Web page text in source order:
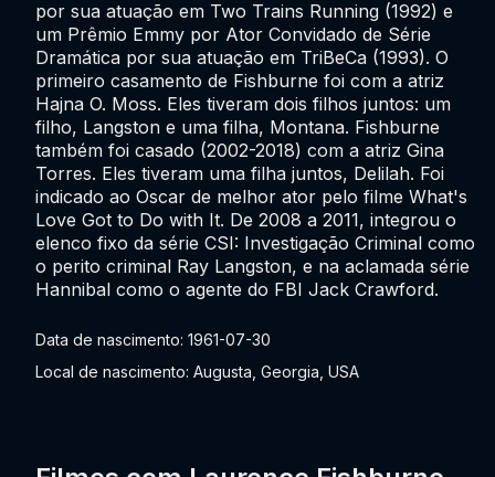
Data de nascimento: 1961-07-30
Local de nascimento: Augusta, Georgia, USA
por sua atuação em Two Trains Running (1992) e
um Prêmio Emmy por Ator Convidado de Série
Dramática por sua atuação em TriBeCa (1993). O
primeiro casamento de Fishburne foi com a atriz
Hajna O. Moss. Eles tiveram dois filhos juntos: um
filho, Langston e uma filha, Montana. Fishburne
também foi casado (2002-2018) com a atriz Gina
Torres. Eles tiveram uma filha juntos, Delilah. Foi
indicado ao Oscar de melhor ator pelo filme What's
Love Got to Do with It. De 2008 a 2011, integrou o
elenco fixo da série CSI: Investigação Criminal como
o perito criminal Ray Langston, e na aclamada série
Hannibal como o agente do FBI Jack Crawford.